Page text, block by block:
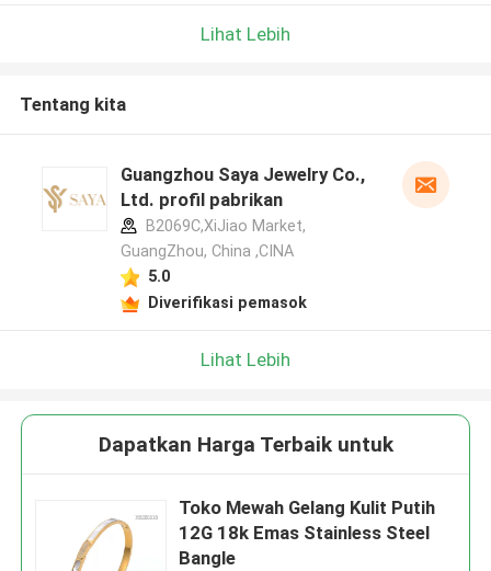
Lihat Lebih
Tentang kita
Guangzhou Saya Jewelry Co.,
Ltd. profil pabrikan
B2069C,XiJiao Market,
GuangZhou, China ,CINA
5.0
Diverifikasi pemasok
Lihat Lebih
Dapatkan Harga Terbaik untuk
Toko Mewah Gelang Kulit Putih
12G 18k Emas Stainless Steel
Bangle